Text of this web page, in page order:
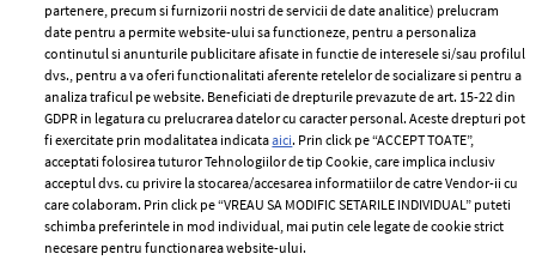
ELLE Style Awards
2024
Despre ELLE
Romania
Contact
Abonamente
Termeni si conditii
Politica de
confidențialitate
Politica de cookies
Publicitate
partenere, precum si furnizorii nostri de servicii de date analitice) prelucram
date pentru a permite website-ului sa functioneze, pentru a personaliza
continutul si anunturile publicitare afisate in functie de interesele si/sau profilul
dvs., pentru a va oferi functionalitati aferente retelelor de socializare si pentru a
analiza traficul pe website. Beneficiati de drepturile prevazute de art. 15-22 din
GDPR in legatura cu prelucrarea datelor cu caracter personal. Aceste drepturi pot
fi exercitate prin modalitatea indicataaici. Prin click pe “ACCEPT TOATE”,
acceptati folosirea tuturor Tehnologiilor de tip Cookie, care implica inclusiv
acceptul dvs. cu privire la stocarea/accesarea informatiilor de catre Vendor-ii cu
care colaboram. Prin click pe “VREAU SA MODIFIC SETARILE INDIVIDUAL” puteti
schimba preferintele in mod individual, mai putin cele legate de cookie strict
necesare pentru functionarea website-ului.